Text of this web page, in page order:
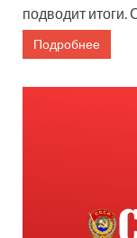
подводит итоги.
Подробнее